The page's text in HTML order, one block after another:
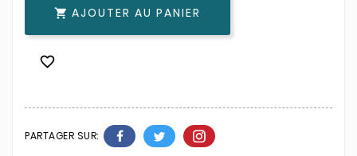
 AJOUTER AU PANIER

PARTAGER SUR: